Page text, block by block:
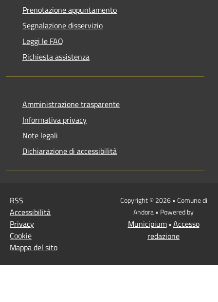
Prenotazione appuntamento
Segnalazione disservizio
Leggi le FAQ
Richiesta assistenza
Amministrazione trasparente
Informativa privacy
Note legali
Dichiarazione di accessibilità
RSS
Accessibilità
Privacy
Cookie
Mappa del sito
Copyright © 2026 • Comune di
Andora • Powered by
Municipium• Accesso
redazione